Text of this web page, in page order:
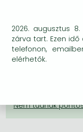
One-Punch Man manga
Bizonytalan a
2026. augusztus
zárva tart. Ezen
telefonon,
elérhetők.